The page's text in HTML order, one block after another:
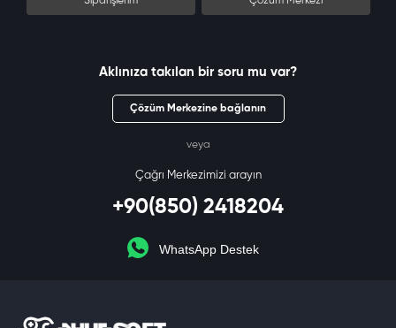
Aklınıza takılan bir soru mu var?
Çözüm Merkezine bağlanın
veya
Çağrı Merkezimizi arayın
+90(850) 2418204
WhatsApp Destek